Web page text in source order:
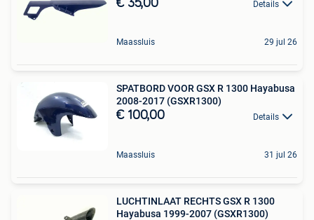
€ 35,00 Details
Maassluis 29 jul 26
SPATBORD VOOR GSX R 1300 Hayabusa
2008-2017 (GSXR1300)
€ 100,00 Details
Maassluis 31 jul 26
LUCHTINLAAT RECHTS GSX R 1300
Hayabusa 1999-2007 (GSXR1300)